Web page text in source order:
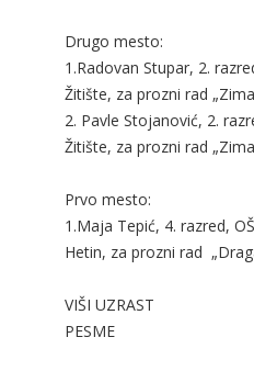
Drugo mesto:
1.Radovan Stupar, 2.
Žitište, za prozni rad
2. Pavle Stojanović, 2.
Žitište, za prozni rad
Prvo mesto:
1.Maja Tepić, 4. razred,
Hetin, za prozni rad
VIŠI UZRAST
PESME